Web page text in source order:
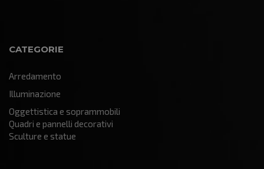
CATEGORIE
Arredamento
Illuminazione
Oggettistica e soprammobili
Quadri e pannelli decorativi
Sculture e statue